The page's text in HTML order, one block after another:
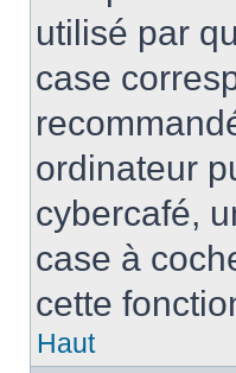
utilisé par
case
ordinateur
cybercafé,
case à
cette
Haut